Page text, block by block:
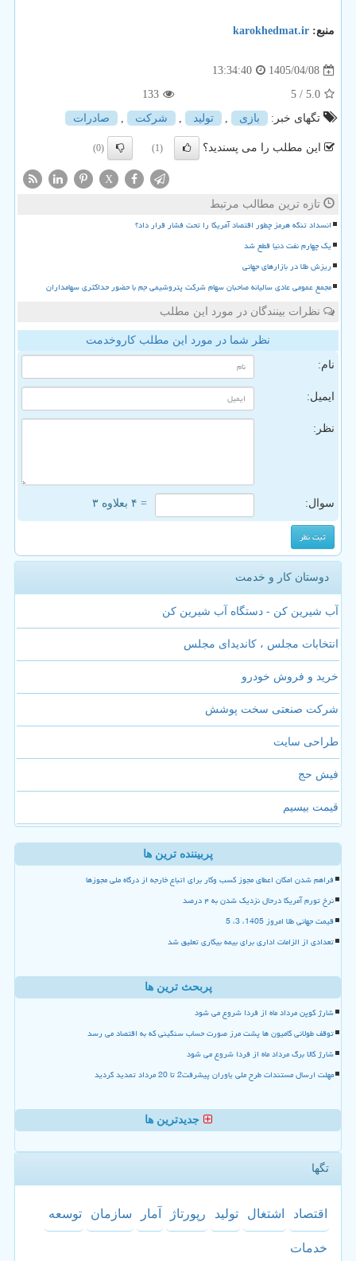
منبع: karokhedmat.ir
1405/04/08
13:34:40
5.0
/ 5
133
تگهای خبر:
بازی , تولید , شركت , صادرات
این مطلب را می پسندید؟ (1)
(0)
X
تازه ترین مطالب مرتبط
انسداد تنگه هرمز چطور اقتصاد آمریکا را تحت فشار قرار داد؟
یک چهارم نفت دنیا قطع شد
ریزش طلا در بازارهای جهانی
مجمع عمومی عادی سالیانه صاحبان سهام شرکت پتروشیمی جم با حضور حداکثری سهامداران
نظرات بینندگان در مورد این مطلب
نظر شما در مورد این مطلب کاروخدمت
نام:
ایمیل:
نظر:
سوال: = ۴ بعلاوه ۳
دوستان کار و خدمت
آب شیرین کن - دستگاه آب شیرین کن
انتخابات مجلس ، کاندیدای مجلس
خرید و فروش خودرو
شرکت صنعتی سخت پوشش
طراحی سایت
فیش حج
قیمت بیسیم
پربیننده ترین ها
فراهم شدن امکان اعطای مجوز کسب وکار برای اتباع خارجه از درگاه ملی مجوزها
نرخ تورم آمریکا درحال نزدیک شدن به ۴ درصد
قیمت جهانی طلا امروز 1405، 3، 5
تعدادی از الزامات اداری برای بیمه بیکاری تعلیق شد
پربحث ترین ها
شارژ کوپن مرداد ماه از فردا شروع می شود
توقف طولانی کامیون ها پشت مرز صورت حساب سنگینی که به اقتصاد می رسد
شارژ کالا برگ مرداد ماه از فردا شروع می شود
مهلت ارسال مستندات طرح ملی یاوران پیشرفت2 تا 20 مرداد تمدید گردید
جدیدترین ها
تگها
اقتصاد اشتغال تولید رپورتاژ آمار سازمان توسعه
خدمات